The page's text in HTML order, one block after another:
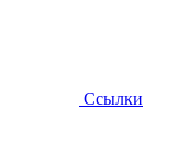
Ссылки